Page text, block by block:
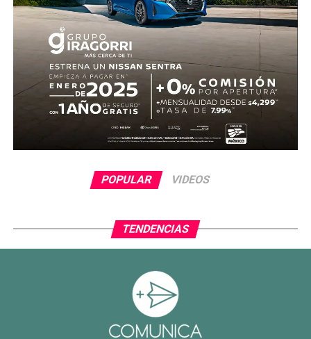
POPULAR VIDEOS
TENDENCIAS